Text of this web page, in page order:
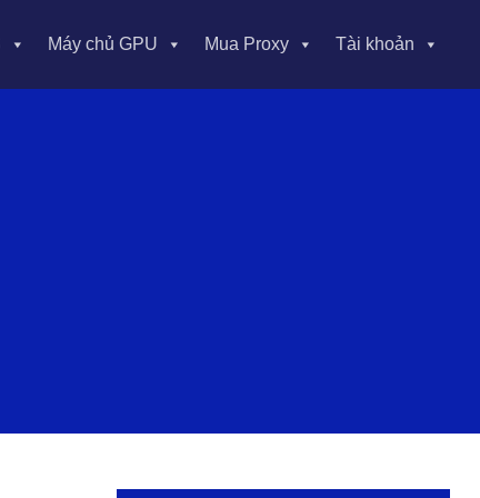
Máy chủ GPU Mua Proxy Tài khoản